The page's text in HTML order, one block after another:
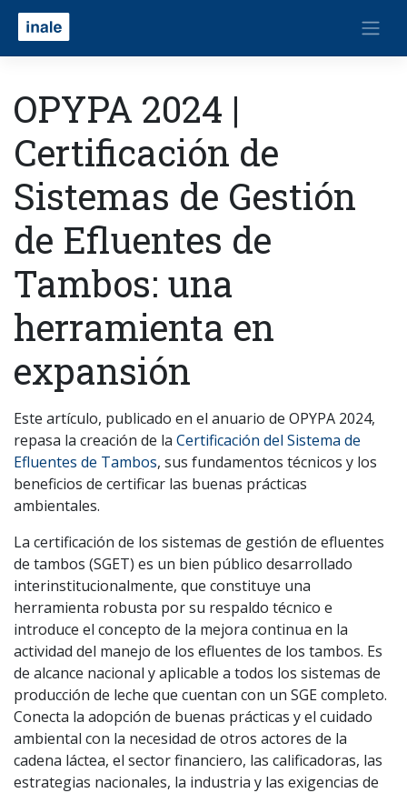
OPYPA 2024 |
Certificación de
Sistemas de Gestión
de Efluentes de
Tambos: una
herramienta en
expansión
Este artículo, publicado en el anuario de OPYPA 2024,
repasa la creación de la Certificación del Sistema de
Efluentes de Tambos, sus fundamentos técnicos y los
beneficios de certificar las buenas prácticas
ambientales.
La certificación de los sistemas de gestión de efluentes
de tambos (SGET) es un bien público desarrollado
interinstitucionalmente, que constituye una
herramienta robusta por su respaldo técnico e
introduce el concepto de la mejora continua en la
actividad del manejo de los efluentes de los tambos. Es
de alcance nacional y aplicable a todos los sistemas de
producción de leche que cuentan con un SGE completo.
Conecta la adopción de buenas prácticas y el cuidado
ambiental con la necesidad de otros actores de la
cadena láctea, el sector financiero, las calificadoras, las
estrategias nacionales, la industria y las exigencias de